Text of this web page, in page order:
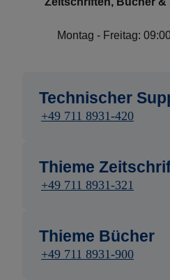
Montag - Freitag:
Technischer
+49 711 8931-420
Thieme
+49 711 8931-321
Thieme Bücher
+49 711 8931-900